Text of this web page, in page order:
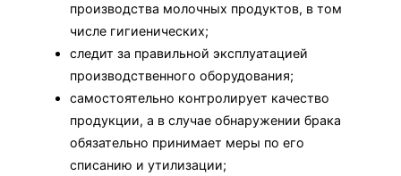
производства молочных продуктов, в том
числе гигиенических;
следит за правильной эксплуатацией
производственного оборудования;
самостоятельно контролирует качество
продукции, а в случае обнаружении брака
обязательно принимает меры по его
списанию и утилизации;